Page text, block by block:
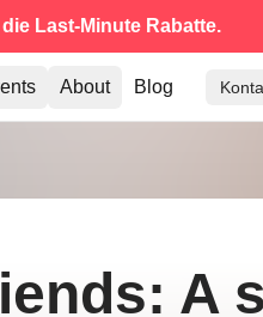
Last-Minute Rabatte.
About Blog
A